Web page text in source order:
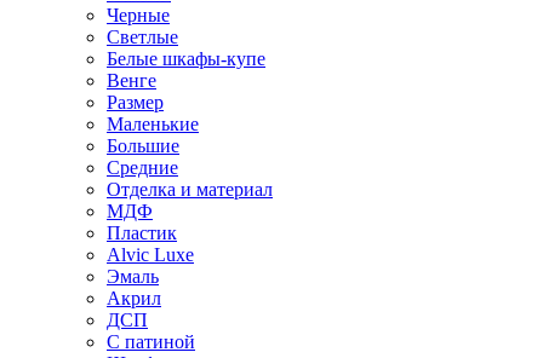
Черные
Светлые
Белые шкафы-купе
Венге
Размер
Маленькие
Большие
Средние
Отделка и материал
МДФ
Пластик
Alvic Luxe
Эмаль
Акрил
ДСП
С патиной